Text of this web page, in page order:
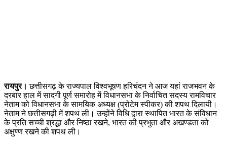
रायपुर। छत्तीसगढ़ के राज्यपाल विश्वभूषण हरिचंदन ने आज यहां राजभवन के
दरबार हाल में सादगी पूर्ण समारोह में विधानसभा के निर्वाचित सदस्य रामविचार
नेताम को विधानसभा के सामयिक अध्यक्ष (प्रोटेम स्पीकर) की शपथ दिलायी।
नेताम ने छत्तीसगढ़ी में शपथ ली। उन्होंने विधि द्वारा स्थापित भारत के संविधान
के प्रति सच्ची श्रद्धा और निष्ठा रखने, भारत की प्रभुता और अखण्डता को
अक्षुण्ण रखने की शपथ ली।